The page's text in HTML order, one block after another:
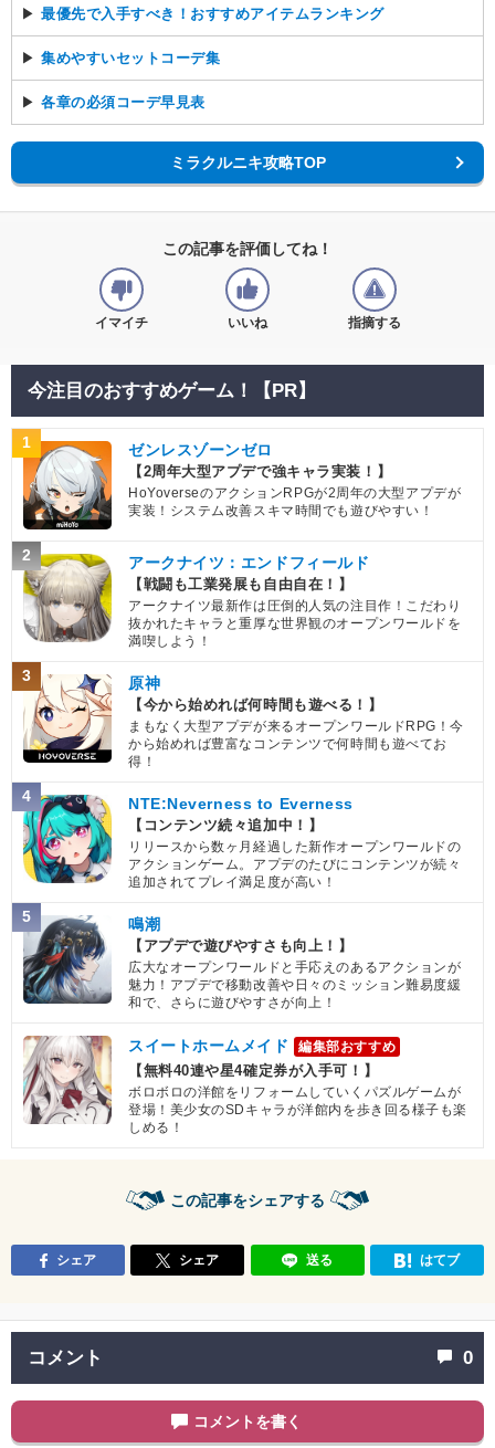
▶最優先で入手すべき！おすすめアイテムランキング
▶集めやすいセットコーデ集
▶各章の必須コーデ早見表
ミラクルニキ攻略TOP
この記事を評価してね！
イマイチ いいね 指摘する
今注目のおすすめゲーム！【PR】
1 ゼンレスゾーンゼロ
【2周年大型アプデで強キャラ実装！】
HoYoverseのアクションRPGが2周年の大型アプデが
実装！システム改善スキマ時間でも遊びやすい！
2 アークナイツ：エンドフィールド
【戦闘も工業発展も自由自在！】
アークナイツ最新作は圧倒的人気の注目作！こだわり
抜かれたキャラと重厚な世界観のオープンワールドを
満喫しよう！
3 原神
【今から始めれば何時間も遊べる！】
まもなく大型アプデが来るオープンワールドRPG！今
から始めれば豊富なコンテンツで何時間も遊べてお
得！
4 NTE:Neverness to Everness
【コンテンツ続々追加中！】
リリースから数ヶ月経過した新作オープンワールドの
アクションゲーム。アプデのたびにコンテンツが続々
追加されてプレイ満足度が高い！
5 鳴潮
【アプデで遊びやすさも向上！】
広大なオープンワールドと手応えのあるアクションが
魅力！アプデで移動改善や日々のミッション難易度緩
和で、さらに遊びやすさが向上！
スイートホームメイド 編集部おすすめ
【無料40連や星4確定券が入手可！】
ボロボロの洋館をリフォームしていくパズルゲームが
登場！美少女のSDキャラが洋館内を歩き回る様子も楽
しめる！
この記事をシェアする
シェア シェア 送る はてブ
コメント 0
コメントを書く